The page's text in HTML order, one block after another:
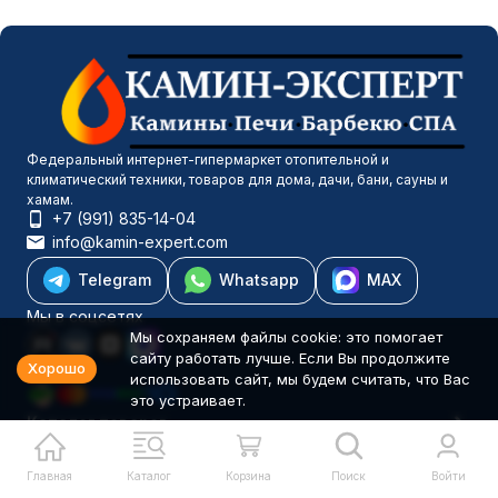
Главная Каталог Корзина Поиск Войти
Федеральный интернет-гипермаркет отопительной и
климатический техники, товаров для дома, дачи, бани, сауны и
хамам.
+7 (991) 835-14-04
info@kamin-expert.com
Telegram
Whatsapp
MAX
Мы в соцсетях
Каталог товаров
Компания
Информация
Хорошо
Мы сохраняем файлы cookie: это помогает
сайту работать лучше. Если Вы продолжите
использовать сайт, мы будем считать, что Вас
это устраивает.